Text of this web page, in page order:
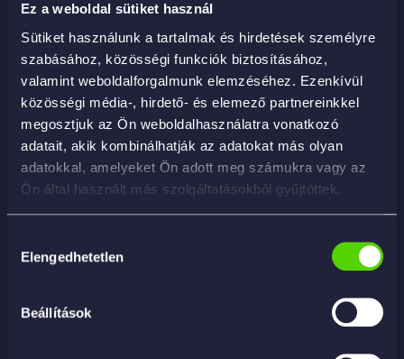
Ez a weboldal sütiket használ
Sütiket használunk a tartalmak és hirdetések személyre
szabásához, közösségi funkciók biztosításához,
valamint weboldalforgalmunk elemzéséhez. Ezenkívül
közösségi média-, hirdető- és elemező partnereinkkel
megosztjuk az Ön weboldalhasználatra vonatkozó
adatait, akik kombinálhatják az adatokat más olyan
adatokkal, amelyeket Ön adott meg számukra vagy az
Ön által használt más szolgáltatásokból gyűjtöttek.
kiválasztása
Elengedhetetlen
Beállítások